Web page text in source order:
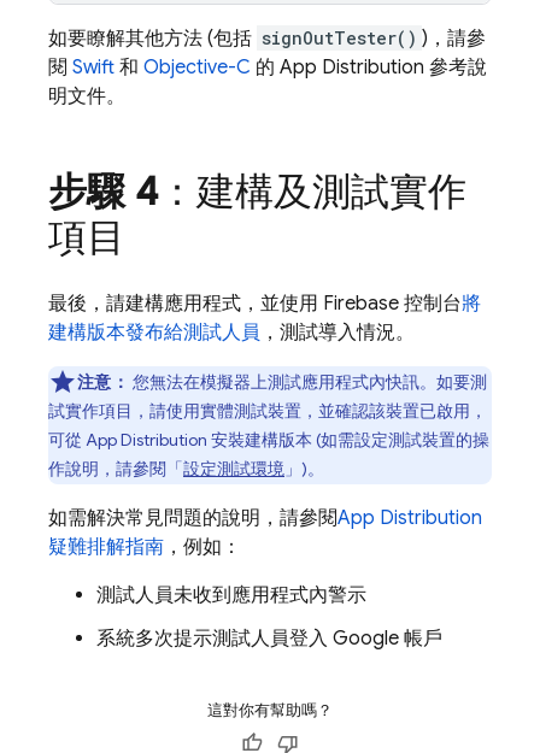
如要瞭解其他方法 (包括 signOutTester() )，請參
閱 Swift 和 Objective-C 的 App Distribution 參考說
明文件。
步驟 4：建構及測試實作
項目
最後，請建構應用程式，並使用 Firebase 控制台將
建構版本發布給測試人員 ，測試導入情況。
注意： 您無法在模擬器上測試應用程式內快訊。如要測
試實作項目，請使用實體測試裝置，並確認該裝置已啟用，
可從 App Distribution 安裝建構版本 (如需設定測試裝置的操
作說明，請參閱「設定測試環境 」)。
如需解決常見問題的說明，請參閱App Distribution
疑難排解指南 ，例如：
測試人員未收到應用程式內警示
系統多次提示測試人員登入 Google 帳戶
這對你有幫助嗎？